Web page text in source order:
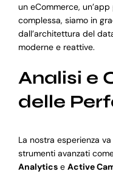
un eCommerce,
complessa, siamo in
dall’architettura del
moderne e reattive.
Analisi e
delle
La nostra esperienza
strumenti avanzati
Analyticse Active